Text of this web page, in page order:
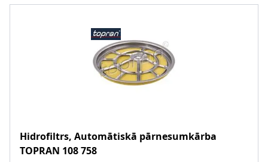
Hidrofiltrs, Automātiskā pārnesumkārba
TOPRAN 108 758